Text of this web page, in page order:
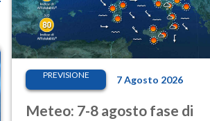
PREVISIONE 7 Agosto 2026
Meteo: 7-8 agosto fase di